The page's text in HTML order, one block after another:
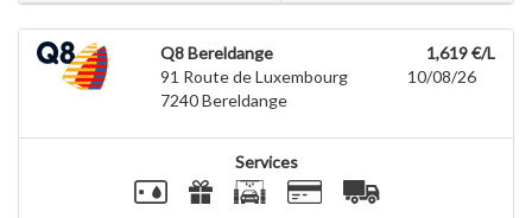
Q8 Bereldange
91 Route de Luxembourg
7240Bereldange
1,619 €/L
10/08/26
Services